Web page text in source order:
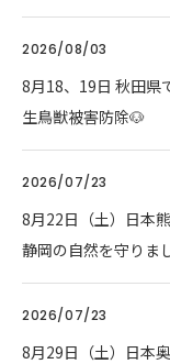
2026/08/03
8月18、19日 秋田
生鳥獣被害防除🐶
2026/07/23
8月22日（土）日本
静岡の自然を守りま
2026/07/23
8月29日（土）日本